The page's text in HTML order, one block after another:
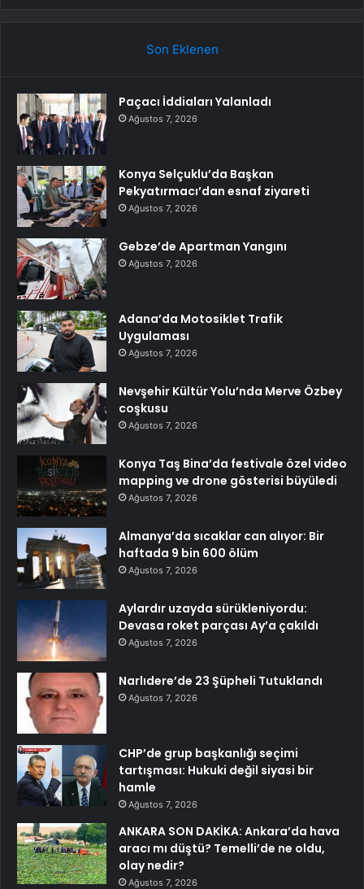
Son Eklenen
Paçacı İddiaları Yalanladı
Ağustos 7, 2026
Konya Selçuklu’da Başkan
Pekyatırmacı’dan esnaf ziyareti
Ağustos 7, 2026
Gebze’de Apartman Yangını
Ağustos 7, 2026
Adana’da Motosiklet Trafik
Uygulaması
Ağustos 7, 2026
Nevşehir Kültür Yolu’nda Merve Özbey
coşkusu
Ağustos 7, 2026
Konya Taş Bina’da festivale özel video
mapping ve drone gösterisi büyüledi
Ağustos 7, 2026
Almanya’da sıcaklar can alıyor: Bir
haftada 9 bin 600 ölüm
Ağustos 7, 2026
Aylardır uzayda sürükleniyordu:
Devasa roket parçası Ay’a çakıldı
Ağustos 7, 2026
Narlıdere’de 23 Şüpheli Tutuklandı
Ağustos 7, 2026
CHP’de grup başkanlığı seçimi
tartışması: Hukuki değil siyasi bir
hamle
Ağustos 7, 2026
ANKARA SON DAKİKA: Ankara’da hava
aracı mı düştü? Temelli’de ne oldu,
olay nedir?
Ağustos 7, 2026